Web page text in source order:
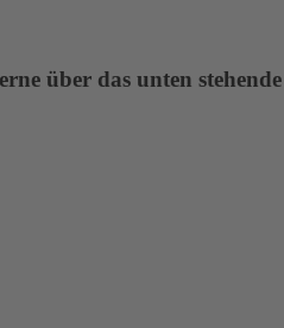
über das unten stehende